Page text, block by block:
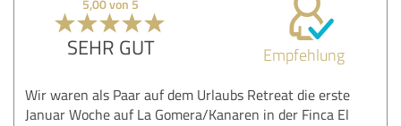
5,00 von 5
SEHR GUT Empfehlung
Wir waren als Paar auf dem Urlaubs Retreat die erste
Januar Woche auf La Gomera/Kanaren in der Finca El